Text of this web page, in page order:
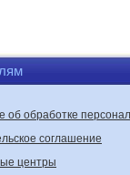
об обработке
соглашение
центры